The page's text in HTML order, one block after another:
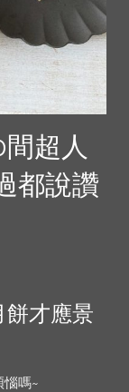
超人
都說讚
餅才應景
嗎~